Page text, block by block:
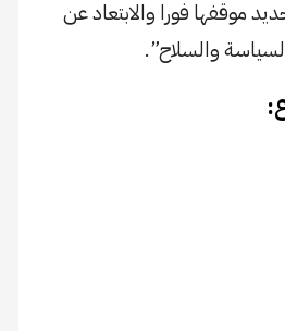
موقفها فورا والابتعاد عن
والسلاح”.